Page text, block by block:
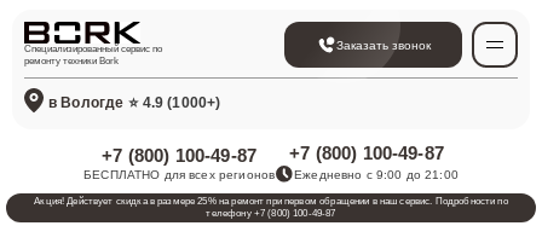
Специализированный сервис по
ремонту техники Bork
Заказать звонок
в Вологде ⭐ 4.9 (1000+)
+7 (800) 100-49-87
БЕСПЛАТНО для всех регионов
+7 (800) 100-49-87
Ежедневно с 9:00 до 21:00
Акция! Действует скидка в размере 25% на ремонт при первом обращении в наш сервис. Подробности по
телефону +7 (800) 100-49-87